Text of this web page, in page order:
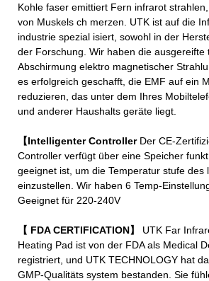
Kohle faser emittiert Fern infrarot
von Muskels ch merzen. UTK ist auf die
industrie spezial isiert, sowohl in der
der Forschung. Wir haben die ausgereifte
Abschirmung elektro magnetischer
es erfolgreich geschafft, die EMF auf ein
reduzieren, das unter dem Ihres
und anderer Haushalts geräte liegt.
【Intelligenter Controller Der CE-
Controller verfügt über eine Speicher
geeignet ist, um die Temperatur stufe des
einzustellen. Wir haben 6 Temp-
Geeignet für 220-240V
【 FDA CERTIFICATION】 UTK Far
Heating Pad ist von der FDA als Medical
registriert, und UTK TECHNOLOGY hat
GMP-Qualitäts system bestanden. Sie